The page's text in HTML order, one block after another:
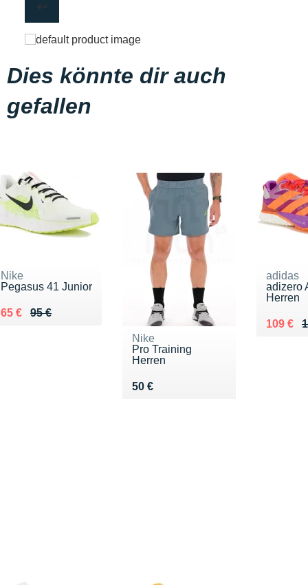
Dies könnte dir auch
gefallen
Nike
Pegasus 41 Junior
95 €
Au lieu de 95 €
65 €
Vendu 65 €
Nike
Pro Training
Herren
50 €
Vendu 50 €
adidas
adizero
Herren
Au lieu
109 €
Vendu